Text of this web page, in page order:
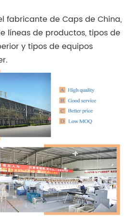
fabricante de Caps de China,
líneas de productos, tipos de
y tipos de equipos